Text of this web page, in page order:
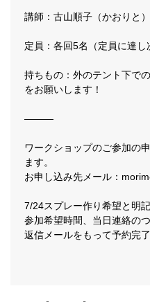
講師：古山順子（かおりと）
定員：各回5名（定員に達し
持ちもの：外のテント下で
をお願いします！
―――
ワークショップのご参加の
ます。
お申し込み先メール：
7/24スプレー作り希望と明
参加希望時間、当日連絡の
返信メールをもって予約完了